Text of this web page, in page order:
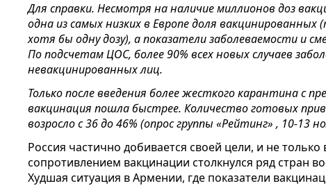
Для справки. Несмотря на наличие миллионов доз
одна из самых низких в Европе доля вакцинированных
хотя бы одну дозу), а показатели заболеваемости и
По подсчетам ЦОС, более 90% всех новых случаев
невакцинированных лиц.
Только после введения более жесткого карантина с
вакцинация пошла быстрее. Количество готовых
возросло с 36 до 46% (опрос группы «Рейтинг» , 10-13
Россия частично добивается своей цели, и не
сопротивлением вакцинации столкнулся ряд стран
Худшая ситуация в Армении, где показатели